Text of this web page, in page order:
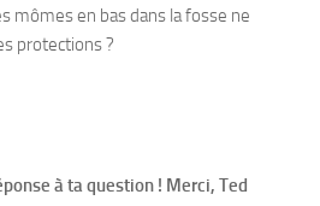
mômes en bas dans la fosse ne
protections ?
à ta question ! Merci, Ted